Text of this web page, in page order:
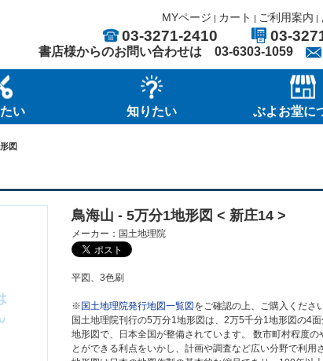
MYページ | カート | ご利用案内 |
03-3271-2410 03-
書店様からのお問い合わせは 03-6303-1059
い 知りたい ぶよお堂に
図
鳥海山 - 5万分1地形図 < 新庄14 >
メーカー：国土地理院
平図、3色刷
※ 国土地理院発行地図一覧図 をご確認の上、ご購入くださ
国土地理院刊行の5万分1地形図は、2万5千分1地形図の4
地形図で、日本全国が整備されています。 数市町村程度の
とができる利点をいかし、計画や調査など広い分野で利用